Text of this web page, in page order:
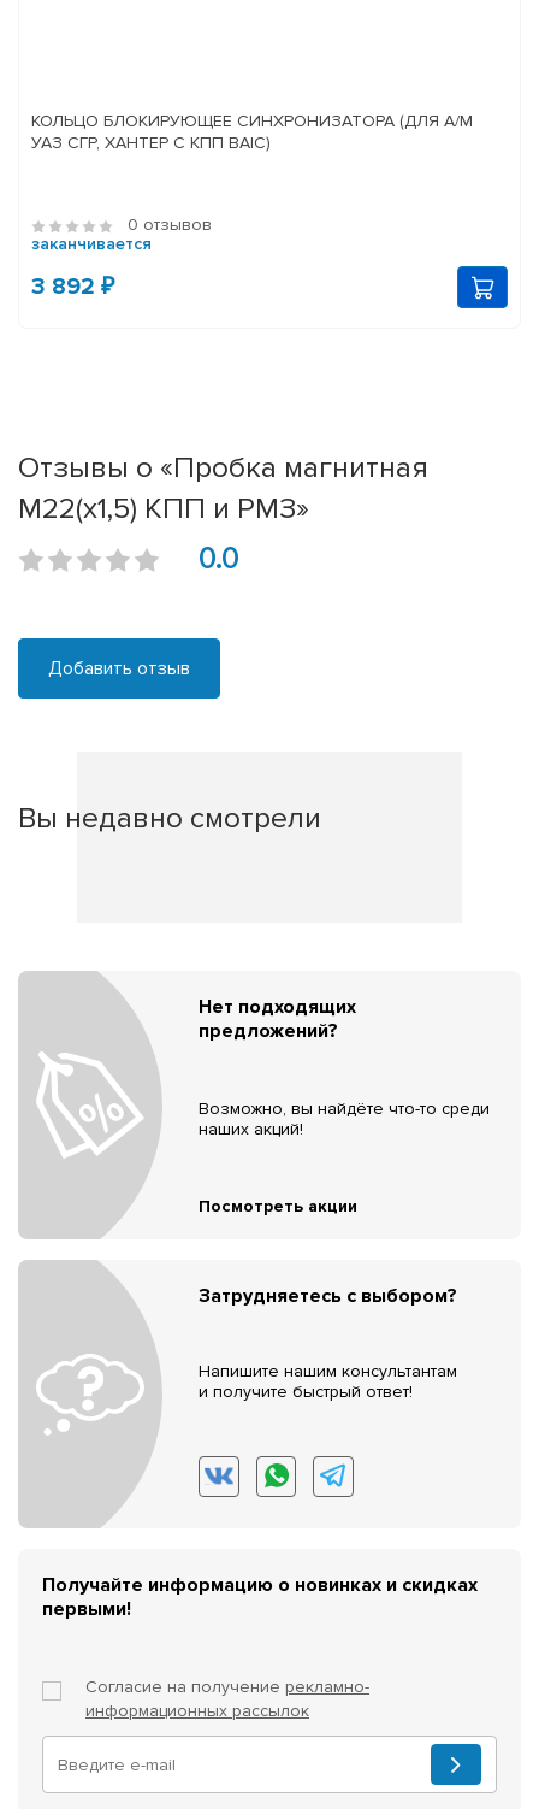
КОЛЬЦО БЛОКИРУЮЩЕЕ СИНХРОНИЗАТОРА (ДЛЯ А/М
УАЗ СГР, ХАНТЕР С КПП BAIC)
0 отзывов
заканчивается
3 892 ₽
Отзывы о «Пробка магнитная
М22(х1,5) КПП и РМЗ»
0.0
Добавить отзыв
Вы недавно смотрели
Нет подходящих
предложений?
Возможно, вы найдёте что-то среди
наших акций!
Посмотреть акции
Затрудняетесь с выбором?
Напишите нашим консультантам
и получите быстрый ответ!
Получайте информацию о новинках и скидках
первыми!
Согласие на получение рекламно-
информационных рассылок